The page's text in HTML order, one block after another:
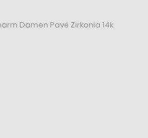
Damen Pavé Zirkonia 14k